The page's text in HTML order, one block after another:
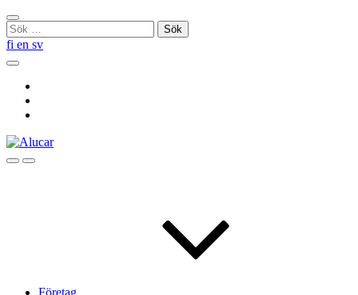
Skip
to
content
Stäng
sökningen
Sök
efter:
fi en sv
Sök
SökMenu
Företag